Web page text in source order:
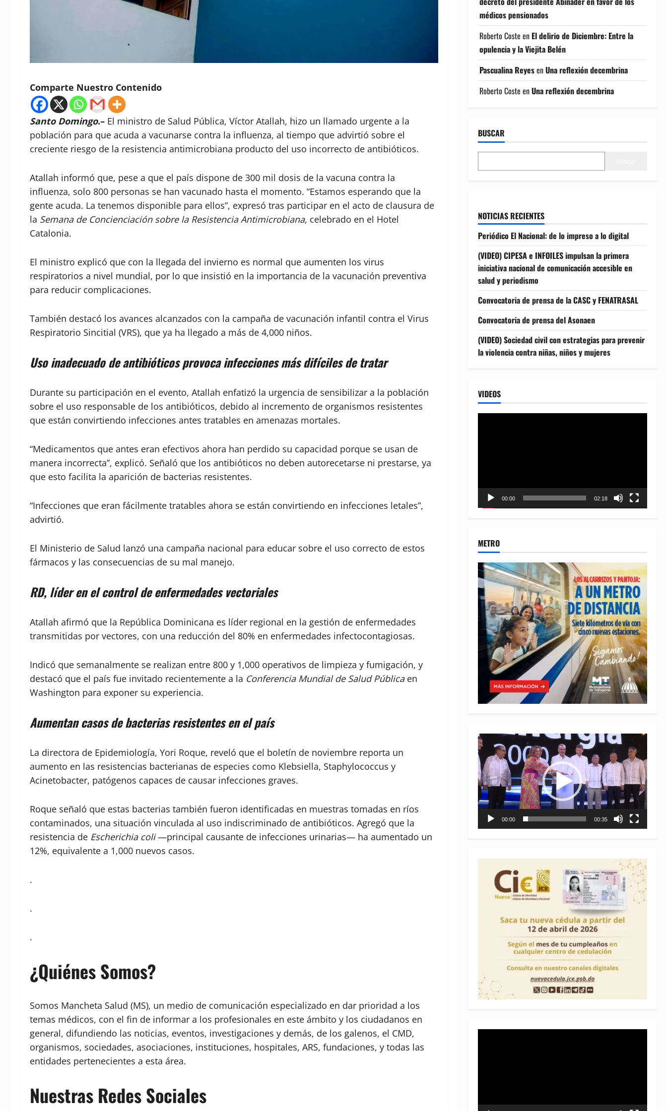
Comparte Nuestro Contenido
Santo Domingo.– El ministro de Salud Pública, Víctor Atallah, hizo un llamado urgente a la
población para que acuda a vacunarse contra la influenza, al tiempo que advirtió sobre el
creciente riesgo de la resistencia antimicrobiana producto del uso incorrecto de antibióticos.
Atallah informó que, pese a que el país dispone de 300 mil dosis de la vacuna contra la
influenza, solo 800 personas se han vacunado hasta el momento. “Estamos esperando que la
gente acuda. La tenemos disponible para ellos”, expresó tras participar en el acto de clausura de
la Semana de Concienciación sobre la Resistencia Antimicrobiana, celebrado en el Hotel
Catalonia.
El ministro explicó que con la llegada del invierno es normal que aumenten los virus
respiratorios a nivel mundial, por lo que insistió en la importancia de la vacunación preventiva
para reducir complicaciones.
También destacó los avances alcanzados con la campaña de vacunación infantil contra el Virus
Respiratorio Sincitial (VRS), que ya ha llegado a más de 4,000 niños.
Uso inadecuado de antibióticos provoca infecciones más difíciles de tratar
Durante su participación en el evento, Atallah enfatizó la urgencia de sensibilizar a la población
sobre el uso responsable de los antibióticos, debido al incremento de organismos resistentes
que están convirtiendo infecciones antes tratables en amenazas mortales.
“Medicamentos que antes eran efectivos ahora han perdido su capacidad porque se usan de
manera incorrecta”, explicó. Señaló que los antibióticos no deben autorecetarse ni prestarse, ya
que esto facilita la aparición de bacterias resistentes.
“Infecciones que eran fácilmente tratables ahora se están convirtiendo en infecciones letales”,
advirtió.
El Ministerio de Salud lanzó una campaña nacional para educar sobre el uso correcto de estos
fármacos y las consecuencias de su mal manejo.
RD, líder en el control de enfermedades vectoriales
Atallah afirmó que la República Dominicana es líder regional en la gestión de enfermedades
transmitidas por vectores, con una reducción del 80% en enfermedades infectocontagiosas.
Indicó que semanalmente se realizan entre 800 y 1,000 operativos de limpieza y fumigación, y
destacó que el país fue invitado recientemente a la Conferencia Mundial de Salud Públicaen
Washington para exponer su experiencia.
Aumentan casos de bacterias resistentes en el país
La directora de Epidemiología, Yori Roque, reveló que el boletín de noviembre reporta un
aumento en las resistencias bacterianas de especies como Klebsiella, Staphylococcus y
Acinetobacter, patógenos capaces de causar infecciones graves.
Roque señaló que estas bacterias también fueron identificadas en muestras tomadas en ríos
contaminados, una situación vinculada al uso indiscriminado de antibióticos. Agregó que la
resistencia de Escherichia coli—principal causante de infecciones urinarias— ha aumentado un
12%, equivalente a 1,000 nuevos casos.
.
.
.
¿Quiénes Somos?
Somos Mancheta Salud (MS), un medio de comunicación especializado en dar prioridad a los
temas médicos, con el fin de informar a los profesionales en este ámbito y los ciudadanos en
general, difundiendo las noticias, eventos, investigaciones y demás, de los galenos, el CMD,
organismos, sociedades, asociaciones, instituciones, hospitales, ARS, fundaciones, y todas las
entidades pertenecientes a esta área.
Nuestras Redes Sociales
médicos pensionados
Roberto Coste en El delirio de Diciembre: Entre la
opulencia y la Viejita Belén
Pascualina ReyesenUna reflexión decembrina
Roberto Coste enUna reflexión decembrina
BUSCAR
NOTICIAS RECIENTES
Periódico El Nacional: de lo impreso a lo digital
(VIDEO) CIPESA e INFOILES impulsan la primera
iniciativa nacional de comunicación accesible en
salud y periodismo
Convocatoria de prensa de la CASC y FENATRASAL
Convocatoria de prensa del Asonaen
(VIDEO) Sociedad civil con estrategias para prevenir
la violencia contra niñas, niños y mujeres
VIDEOS
00:00 02:18
METRO
Reproductor
de
vídeo
00:00 00:35